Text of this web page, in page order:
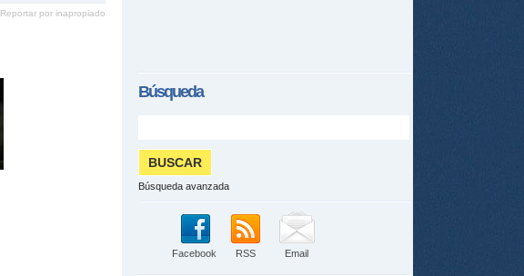
Pinterest
tumblrGoogle+meneame
Reportar por inapropiado
Búsqueda
Búsqueda avanzada
Facebook RSS Email